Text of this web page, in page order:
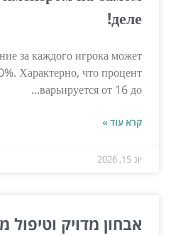
деле!
за каждого игрока может
Характерно, что процент
варьируется от 16 до...
קרא עוד »
יונ 15, 2026
אבחון מדויק וטיפול